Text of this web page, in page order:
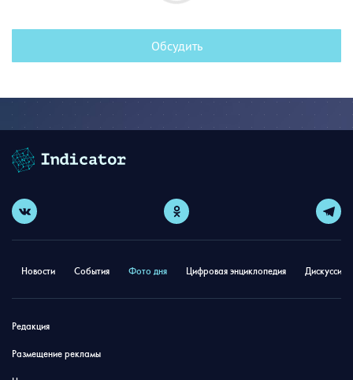
Обсудить
Новости События Фото дня Цифровая энциклопедия
Редакция
Размещение рекламы